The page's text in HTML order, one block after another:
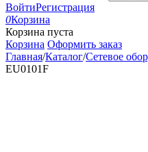
ВойтиРегистрация
0Корзина
Корзина пуста
Корзина Оформить заказ
Главная/Каталог/Сетевое
EU0101F